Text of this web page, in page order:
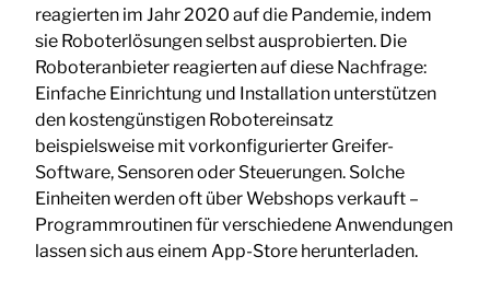
reagierten im Jahr 2020 auf die Pandemie, indem
sie Roboterlösungen selbst ausprobierten. Die
Roboteranbieter reagierten auf diese Nachfrage:
Einfache Einrichtung und Installation unterstützen
den kostengünstigen Robotereinsatz
beispielsweise mit vorkonfigurierter Greifer-
Software, Sensoren oder Steuerungen. Solche
Einheiten werden oft über Webshops verkauft –
Programmroutinen für verschiedene Anwendungen
lassen sich aus einem App-Store herunterladen.